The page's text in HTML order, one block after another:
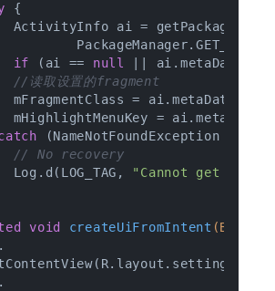
{
ActivityInfo ai =
if (ai == null
|| ai.metaData ==
//读取设置的fragment
mFragmentClass =
mHighlightMenuKey =
(NameNotFoundException
// No recovery
Log.d(LOG_TAG,
"Cannot get
void createUiFromIntent